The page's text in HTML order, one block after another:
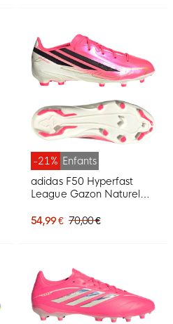
-21% Enfants
adidas F50 Hyperfast
League Gazon Naturel
Enfants Rose Vif Noir
54,99 € 70,00 €